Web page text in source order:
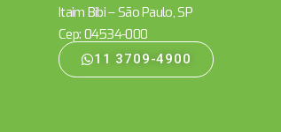
Itaim Bibi – São Paulo, SP
Cep: 04534-000
11 3709-4900